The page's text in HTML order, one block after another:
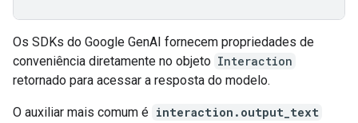
Os SDKs do Google GenAI fornecem propriedades de
conveniência diretamente no objeto Interaction
retornado para acessar a resposta do modelo.
O auxiliar mais comum é interaction.output_text